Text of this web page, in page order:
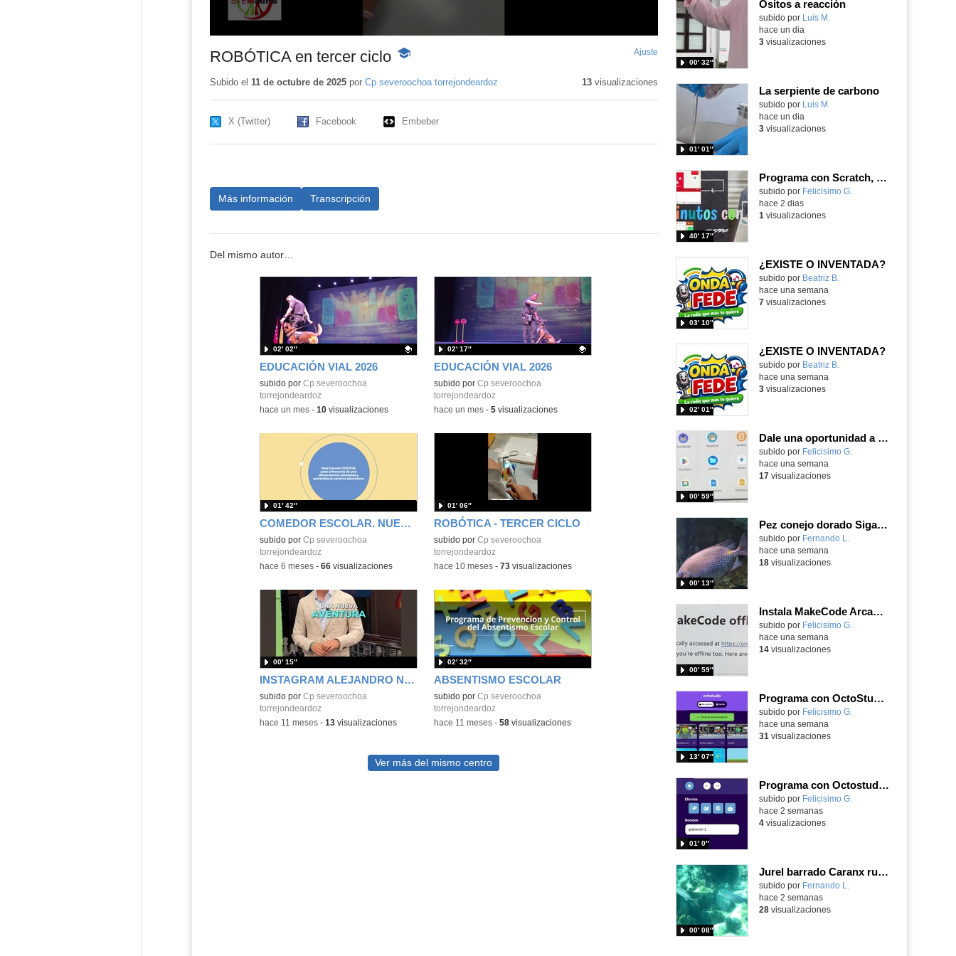
ROBÓTICA en tercer ciclo -
educativo
Ajuste
pantalla
Subido el 11 de octubre de 2025por Cp severoochoa torrejondeardoz 13visualizaciones
X (Twitter) Facebook Embeber
Más información Transcripción
Del mismo autor…
EDUCACIÓN VIAL 2026
Contenido educativo.
subido por Cp severoochoa
torrejondeardoz
02′ 02″
-hace un mes- 10visualizaciones
EDUCACIÓN VIAL 2026
Contenido educativo.
subido por Cp severoochoa
torrejondeardoz
02′ 17″
-hace un mes- 5visualizaciones
COMEDOR ESCOLAR. NUEVA LEGISLACIÓN
subido por Cp severoochoa
torrejondeardoz
01′ 42″
-hace 6 meses- 66visualizaciones
ROBÓTICA - TERCER CICLO
subido por Cp severoochoa
torrejondeardoz
01′ 06″
-hace 10 meses- 73visualizaciones
INSTAGRAM ALEJANDRO NAVARRO
subido por Cp severoochoa
torrejondeardoz
00′ 15″
-hace 11 meses- 13visualizaciones
ABSENTISMO ESCOLAR
subido por Cp severoochoa
torrejondeardoz
02′ 32″
-hace 11 meses- 58visualizaciones
Ver más del mismo centro
Ositos a reacción
Contenido educativo.
subido por Luis M.
00′ 32″
hace un dia
3visualizaciones
La serpiente de carbono
Contenido educativo.
subido por Luis M.
01′ 01″
hace un dia
3visualizaciones
Programa con Scratch, 8 diferentes juegos para vivir la emoción de los partidos de España en el mundial 2026
Contenido educativo.
subido por Felicisimo G.
40′ 17″
hace 2 dias
1 visualizaciones
¿EXISTE O INVENTADA?
Contenido educativo.
subido por Beatriz B.
03′ 10″
hace una semana
7visualizaciones
¿EXISTE O INVENTADA?
Contenido educativo.
subido por Beatriz B.
02′ 01″
hace una semana
3visualizaciones
Dale una oportunidad a los Chromebooks y utiliza un proyector para realizar talleres si no tienes pantallas táctiles
Contenido educativo.
subido por Felicisimo G.
00′ 59″
hace una semana
17visualizaciones
Pez conejo dorado Siganus guttatus (Bloch, 1786)
Contenido educativo.
subido por Fernando L.
00′ 13″
hace una semana
18visualizaciones
Instala MakeCode Arcade para trabajar offline en tu tablet, ordenador, Chromebook
Contenido educativo.
subido por Felicisimo G.
00′ 59″
hace una semana
14visualizaciones
Programa con OctoStudio, un juego de disparos contra Zombies con un cargador basado en el House of the dead
Contenido educativo.
subido por Felicisimo G.
13′ 07″
hace una semana
31 visualizaciones
Programa con Octostudio, una animación utilizando la cámara para una foto y audio y texto para comunicar.
Contenido educativo.
subido por Felicisimo G.
01′ 0″
hace 2 semanas
4visualizaciones
Jurel barrado Caranx ruber (Bloch, 1793)
Contenido educativo.
subido por Fernando L.
00′ 08″
hace 2 semanas
28visualizaciones